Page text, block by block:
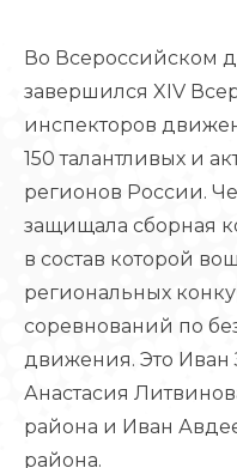
Во Всероссийском
завершился XIV
инспекторов
150 талантливых и
регионов России.
защищала сборная
в состав которой
региональных
соревнований по
движения. Это Иван
Анастасия
района и Иван
района.